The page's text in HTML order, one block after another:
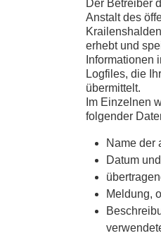
Der Betreiber
Anstalt des
erhebt und
Informationen
Logfiles, die
übermittelt.
Im Einzelnen
folgender
Name der
Datum
Meldung,